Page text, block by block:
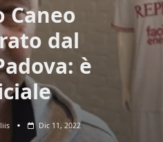
Caneo
dal
è
Dic 11, 2022